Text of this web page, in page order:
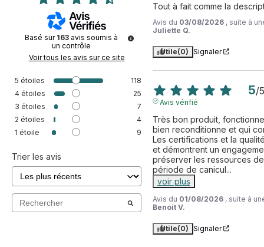
Basé sur 163 avis soumis à
un contrôle
Voir tous les avis sur ce site
5 étoiles
118
4 étoiles
25
3 étoiles
7
2 étoiles
4
1 étoile 9
Trier les avis
Tout à fait comme la
Avis du 03/08/2026 , suite à
Juliette Q.
Utile(0) Signaler
5/5
Avis vérifié
Très bon produit,
bien reconditionne et qui
Les certifications et la
et démontrent un
préserver les ressources
période de canicul...
voir plus
Avis du 01/08/2026 , suite à
Benoit V.
Utile(0) Signaler